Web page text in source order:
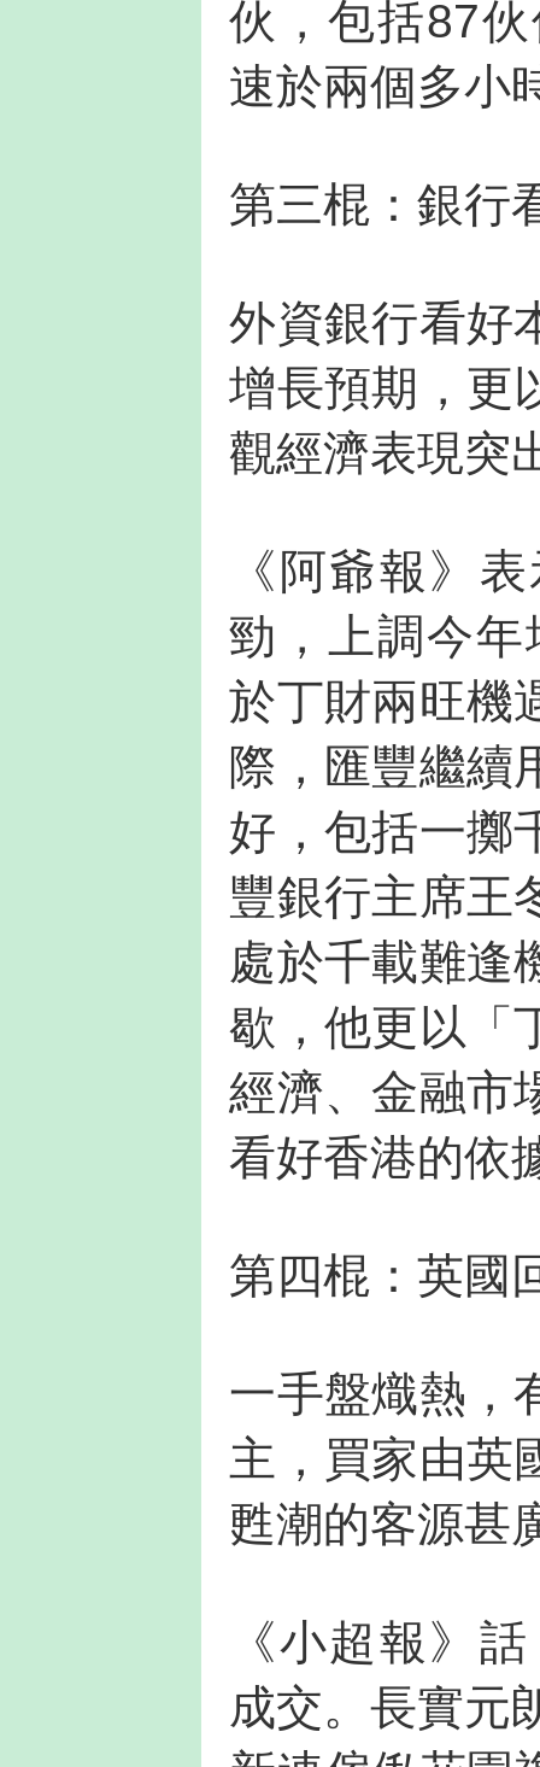
伙，包括87
速於兩個多小
第三棍：銀行
外資銀行看好
增長預期，更
觀經濟表現突
《阿爺報》
勁，上調今
於丁財兩旺機
際，匯豐繼續
好，包括一擲
豐銀行主席王
處於千載難逢
歇，他更以「
經濟、金融市
看好香港的依
第四棍：英國
一手盤熾熱，
主，買家由英
甦潮的客源甚
《小超報》
成交。長實元